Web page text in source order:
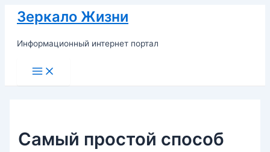
Перейти
содержимому
Зеркало Жизни
Информационный интернет портал
Main
Menu
Самый простой способ